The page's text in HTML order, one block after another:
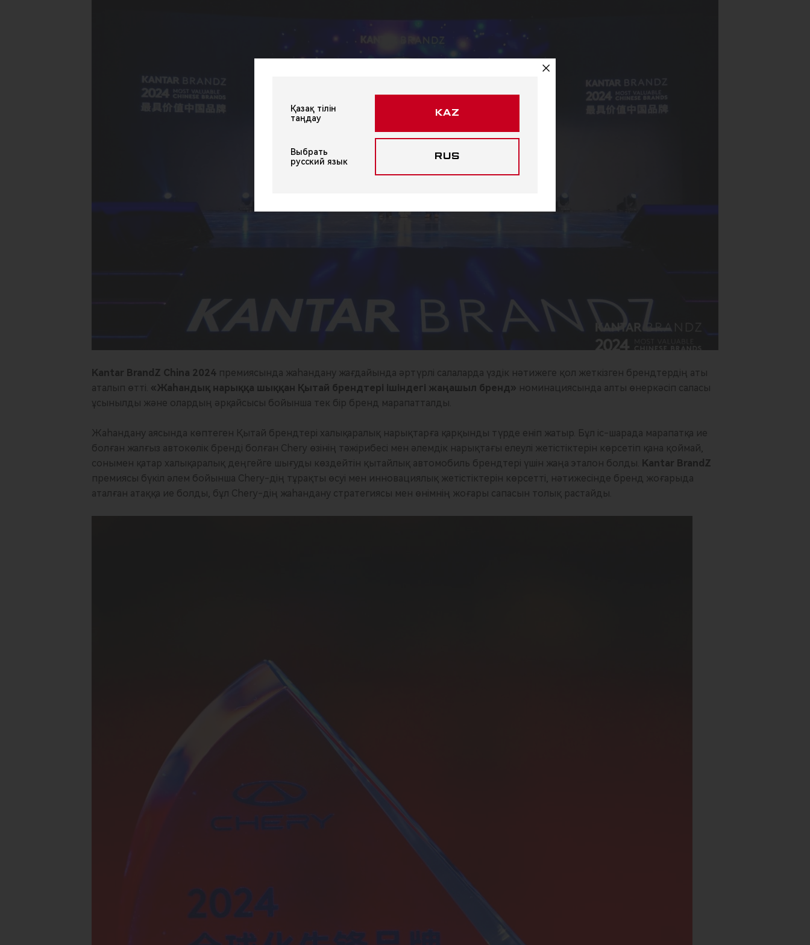
Kantar BrandZ China 2024 премиясында жаһандану жағдайында әртүрлі салаларда үздік нәтижеге қол жеткізген брендтердің аты
аталып өтті. «Жаһандық нарыққа шыққан Қытай брендтері ішіндегі жаңашыл бренд» номинациясында алты өнеркәсіп саласы
ұсынылды және олардың әрқайсысы бойынша тек бір бренд марапатталды.
Жаһандану аясында көптеген Қытай брендтері халықаралық нарықтарға қарқынды түрде еніп жатыр. Бұл іс-шарада марапатқа ие
болған жалғыз автокөлік бренді болған Chery өзінің тәжірибесі мен әлемдік нарықтағы елеулі жетістіктерін көрсетіп қана қоймай,
сонымен қатар халықаралық деңгейге шығуды көздейтін қытайлық автомобиль брендтері үшін жаңа эталон болды. Kantar BrandZ
премиясы бүкіл әлем бойынша Chery-дің тұрақты өсуі мен инновациялық жетістіктерін көрсетті, нәтижесінде бренд жоғарыда
аталған атаққа ие болды, бұл Chery-дің жаһандану стратегиясы мен өнімнің жоғары сапасын толық растайды.
Қазақ тілін
таңдау
KAZ
Выбрать
русский язык
RUS